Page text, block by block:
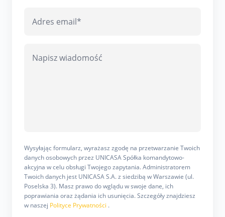
Wysyłając formularz, wyrażasz zgodę na przetwarzanie Twoich
danych osobowych przez UNICASA Spółka komandytowo-
akcyjna w celu obsługi Twojego zapytania. Administratorem
Twoich danych jest UNICASA S.A. z siedzibą w Warszawie (ul.
Poselska 3). Masz prawo do wglądu w swoje dane, ich
poprawiania oraz żądania ich usunięcia. Szczegóły znajdziesz
w naszej Polityce Prywatności .